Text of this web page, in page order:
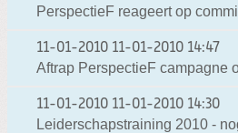
PerspectieF reageert op
11-01-2010 11-01-2010 14:47
Aftrap PerspectieF campagne
11-01-2010 11-01-2010 14:30
Leiderschapstraining 2010 -